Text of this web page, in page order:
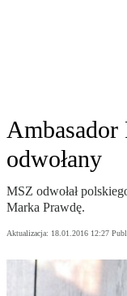
odwołany
MSZ odwołał
Marka Prawdę.
Aktualizacja: 18.01.2016 12:27